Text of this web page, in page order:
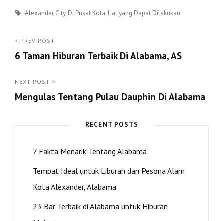
Tags
Alexander City, Di Pusat Kota, Hal yang Dapat Dilakukan
Post
navigation
< PREV POST
6 Taman Hiburan Terbaik Di Alabama, AS
Prev
Post
NEXT POST >
Mengulas Tentang Pulau Dauphin Di Alabama
RECENT POSTS
7 Fakta Menarik Tentang Alabama
Tempat Ideal untuk Liburan dan Pesona Alam
Kota Alexander, Alabama
23 Bar Terbaik di Alabama untuk Hiburan